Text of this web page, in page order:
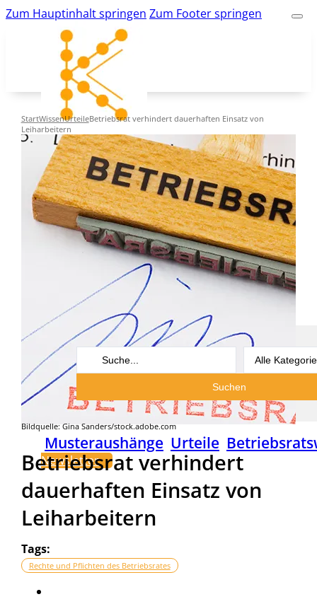
Zum Hauptinhalt springen Zum Footer springen
kk-bildung.de
Suche
Search
...
Suchen
Musteraushänge Urteile
Newsletter
StartWissenUrteileBetriebsrat verhindert dauerhaften Einsatz von
Leiharbeitern
Bildquelle: Gina Sanders/stock.adobe.com
Betriebsrat verhindert
dauerhaften Einsatz von
Leiharbeitern
Tags:
Rechte und Pflichten des Betriebsrates